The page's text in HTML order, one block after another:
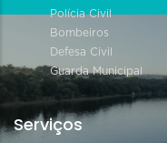
Polícia Civil
Bombeiros
Defesa Civil
Guarda Municipal
Serviços